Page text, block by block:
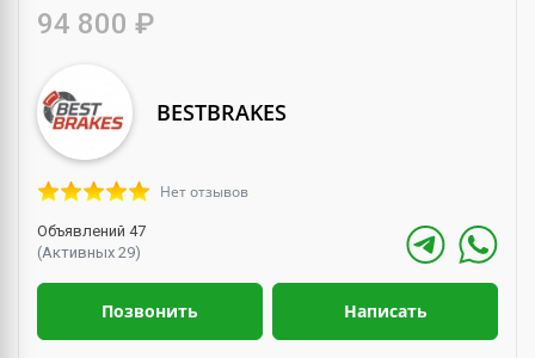
94 800 ₽
BESTBRAKES
Нет отзывов
Объявлений 47
(Активных 29)
Позвонить Написать